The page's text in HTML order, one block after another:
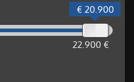
22.900 €
€ 20.900